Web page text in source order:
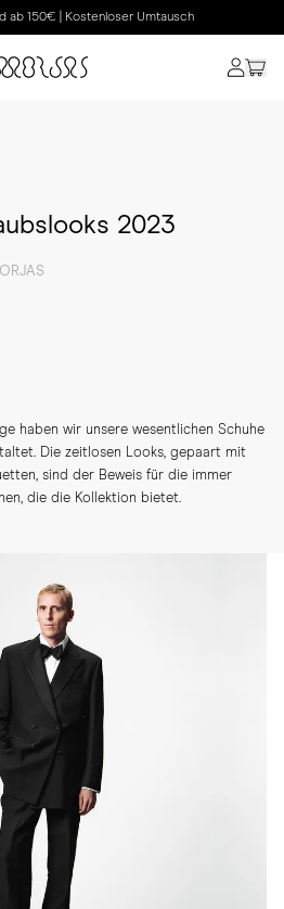
ab 150€ | Kostenloser Umtausch
2023
haben wir unsere wesentlichen Schuhe
Die zeitlosen Looks, gepaart mit
sind der Beweis für die immer
die die Kollektion bietet.